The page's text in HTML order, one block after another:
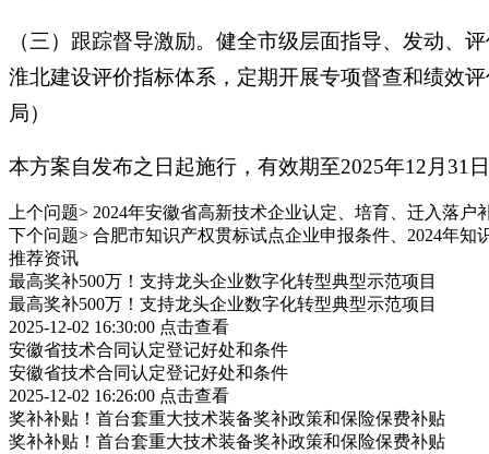
（三）跟踪督导激励。健全市级层面指导、发动、
淮北建设评价指标体系，定期开展专项督查和绩效
局）
本方案自发布之日起施行，有效期至2025年12月31
上个问题> 2024年安徽省高新技术企业认定、培育、迁入落户
下个问题> 合肥市知识产权贯标试点企业申报条件、2024年知
推荐资讯
最高奖补500万！支持龙头企业数字化转型典型示范项目
最高奖补500万！支持龙头企业数字化转型典型示范项目
2025-12-02 16:30:00 点击查看
安徽省技术合同认定登记好处和条件
安徽省技术合同认定登记好处和条件
2025-12-02 16:26:00 点击查看
奖补补贴！首台套重大技术装备奖补政策和保险保费补贴
奖补补贴！首台套重大技术装备奖补政策和保险保费补贴